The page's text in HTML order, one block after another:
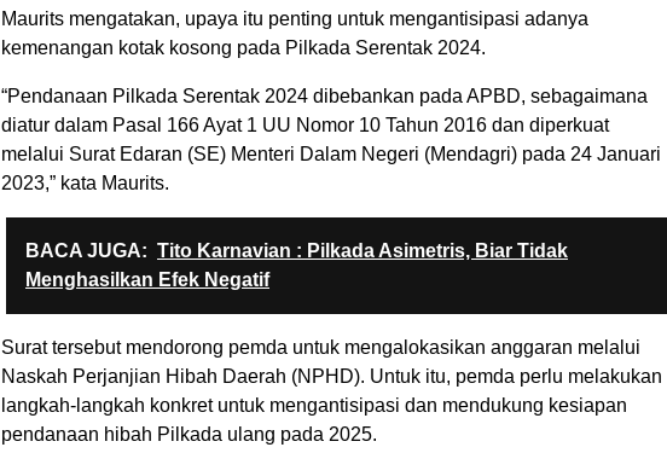
Maurits mengatakan, upaya itu penting untuk mengantisipasi adanya
kemenangan kotak kosong pada Pilkada Serentak 2024.
“Pendanaan Pilkada Serentak 2024 dibebankan pada APBD, sebagaimana
diatur dalam Pasal 166 Ayat 1 UU Nomor 10 Tahun 2016 dan diperkuat
melalui Surat Edaran (SE) Menteri Dalam Negeri (Mendagri) pada 24 Januari
2023,” kata Maurits.
BACA JUGA: Tito Karnavian : Pilkada Asimetris, Biar Tidak
Menghasilkan Efek Negatif
Surat tersebut mendorong pemda untuk mengalokasikan anggaran melalui
Naskah Perjanjian Hibah Daerah (NPHD). Untuk itu, pemda perlu melakukan
langkah-langkah konkret untuk mengantisipasi dan mendukung kesiapan
pendanaan hibah Pilkada ulang pada 2025.